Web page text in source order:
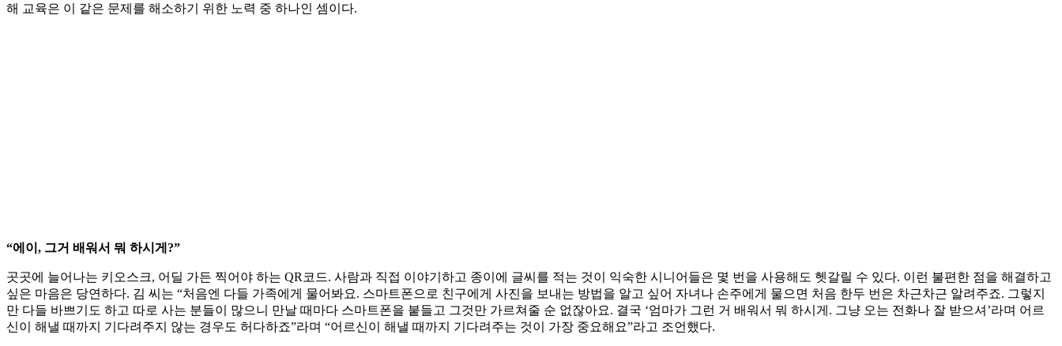
해 교육은 이 같은 문제를 해소하기 위한 노력 중 하나인 셈이다.
“에이, 그거 배워서 뭐 하시게?”
곳곳에 늘어나는 키오스크, 어딜 가든 찍어야 하는 QR코드. 사람과 직접 이야기하고 종이에 글씨를 적는 것이 익숙한 시니어들은 몇 번을 사용해도 헷갈릴 수 있다. 이런 불편한 점을 해결하고
싶은 마음은 당연하다. 김 씨는 “처음엔 다들 가족에게 물어봐요. 스마트폰으로 친구에게 사진을 보내는 방법을 알고 싶어 자녀나 손주에게 물으면 처음 한두 번은 차근차근 알려주죠. 그렇지
만 다들 바쁘기도 하고 따로 사는 분들이 많으니 만날 때마다 스마트폰을 붙들고 그것만 가르쳐줄 순 없잖아요. 결국 ‘엄마가 그런 거 배워서 뭐 하시게. 그냥 오는 전화나 잘 받으셔’라며 어르
신이 해낼 때까지 기다려주지 않는 경우도 허다하죠”라며 “어르신이 해낼 때까지 기다려주는 것이 가장 중요해요”라고 조언했다.